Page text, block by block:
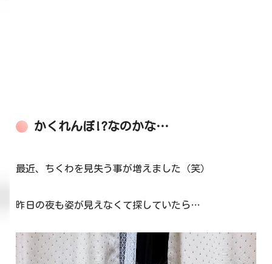
かくれんぼ!?なのかな…
最近、ちくわを見失う事が増えました（笑）
昨日の夜も姿が見えなくて探していたら…